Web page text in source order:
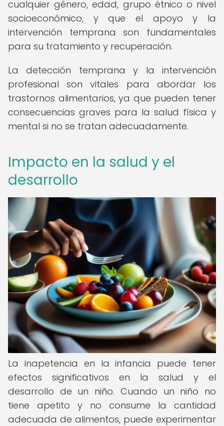
cualquier género, edad, grupo étnico o nivel
socioeconómico, y que el apoyo y la
intervención temprana son fundamentales
para su tratamiento y recuperación.
La detección temprana y la intervención
profesional son vitales para abordar los
trastornos alimentarios, ya que pueden tener
consecuencias graves para la salud física y
mental si no se tratan adecuadamente.
Impacto en la salud y el
desarrollo
La inapetencia en la infancia puede tener
efectos significativos en la salud y el
desarrollo de un niño. Cuando un niño no
tiene apetito y no consume la cantidad
adecuada de alimentos, puede experimentar